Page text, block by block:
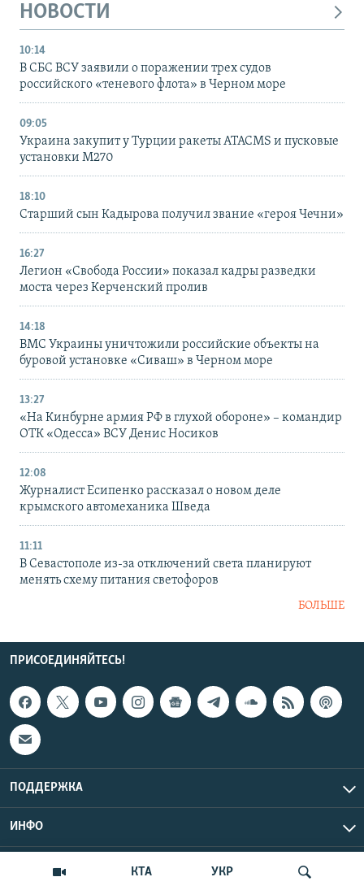
КТА УКР
НОВОСТИ
10:14
В СБС ВСУ заявили о поражении трех судов
российского «теневого флота» в Черном море
09:05
Украина закупит у Турции ракеты ATACMS и пусковые
установки M270
18:10
Старший сын Кадырова получил звание «героя Чечни»
16:27
Легион «Свобода России» показал кадры разведки
моста через Керченский пролив
14:18
ВМС Украины уничтожили российские объекты на
буровой установке «Сиваш» в Черном море
13:27
«На Кинбурне армия РФ в глухой обороне» – командир
ОТК «Одесса» ВСУ Денис Носиков
12:08
Журналист Есипенко рассказал о новом деле
крымского автомеханика Шведа
11:11
В Севастополе из-за отключений света планируют
менять схему питания светофоров
БОЛЬШЕ
ПРИСОЕДИНЯЙТЕСЬ!
ПОДДЕРЖКА
ИНФО
Copyright Крым.Реалии, 2026 | Все права защищены.
UTC+3